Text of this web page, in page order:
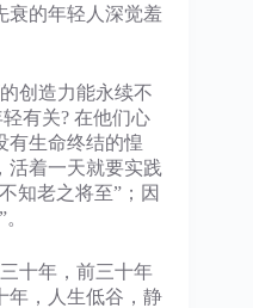
衰的年轻人深觉羞
造力能永续不
有关? 在他们心
有生命终结的惶
活着一天就要实践
知老之将至”；因
年，前三十年
年，人生低谷，静